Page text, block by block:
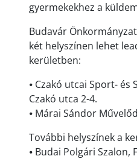
gyermekekhez a
Budavár
két helyszínen lehet
kerületben:
⦁ Czakó utcai Sport- és
Czakó utca 2-4.
⦁ Márai Sándor
További helyszínek a
⦁ Budai Polgári Szalon,